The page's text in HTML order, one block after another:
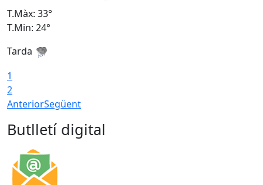
T.Màx: 33°
T.Min: 24°
Tarda
1
2
AnteriorSegüent
Butlletí digital